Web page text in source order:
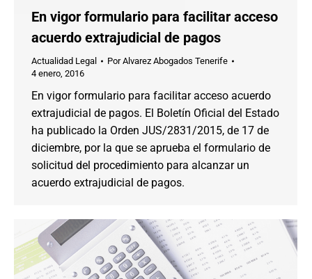
En vigor formulario para facilitar acceso
acuerdo extrajudicial de pagos
Actualidad Legal PorAlvarez Abogados Tenerife
4 enero, 2016
En vigor formulario para facilitar acceso acuerdo
extrajudicial de pagos. El Boletín Oficial del Estado
ha publicado la Orden JUS/2831/2015, de 17 de
diciembre, por la que se aprueba el formulario de
solicitud del procedimiento para alcanzar un
acuerdo extrajudicial de pagos.